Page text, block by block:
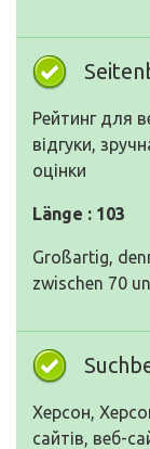
Рейтинг для
відгуки,
оцінки
Länge : 103
Großartig,
zwischen 70
Херсон,
сайтів, веб-